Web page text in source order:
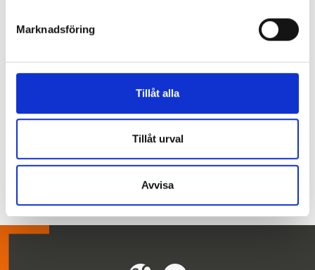
Marknadsföring
Tillåt alla
Tillåt urval
Avvisa
Evolis system